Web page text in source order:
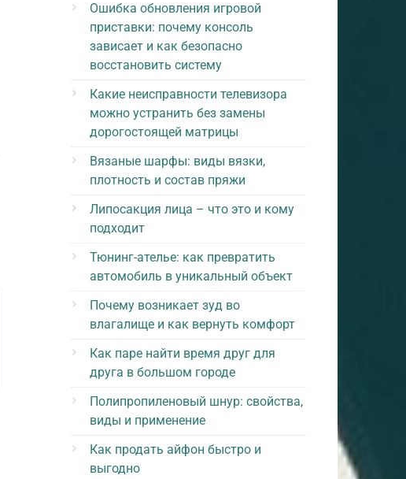
Ошибка обновления игровой
приставки: почему консоль
зависает и как безопасно
восстановить систему
Какие неисправности телевизора
можно устранить без замены
дорогостоящей матрицы
Вязаные шарфы: виды вязки,
плотность и состав пряжи
Липосакция лица – что это и кому
подходит
Тюнинг-ателье: как превратить
автомобиль в уникальный объект
Почему возникает зуд во
влагалище и как вернуть комфорт
Как паре найти время друг для
друга в большом городе
Полипропиленовый шнур: свойства,
виды и применение
Как продать айфон быстро и
выгодно